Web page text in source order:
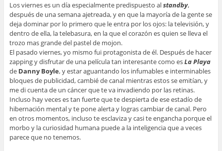
Los viernes es un día especialmente predispuesto alstandby,
después de una semana ajetreada, y en que la mayoría de la gente se
deja dominar por lo primero que le entra por los ojos: la televisión, y
dentro de ella, la telebasura, en la que el corazón es quien se lleva el
trozo mas grande del pastel de mojon.
El pasado viernes, yo mismo fui protagonista de él. Después de hacer
zapping y disfrutar de una película tan interesante como esLa Playa
de Danny Boyle, y estar aguantando los infumables e interminables
bloques de publicidad, cambié de canal mientras estos se emitían, y
me di cuenta de un cáncer que te va invadiendo por las retinas.
Incluso hay veces es tan fuerte que te despierta de ese estadío de
hibernación mental y te pone alerta y logras cambiar de canal. Pero
en otros momentos, incluso te esclaviza y casi te engancha porque el
morbo y la curiosidad humana puede a la inteligencia que a veces
parece que no tenemos.